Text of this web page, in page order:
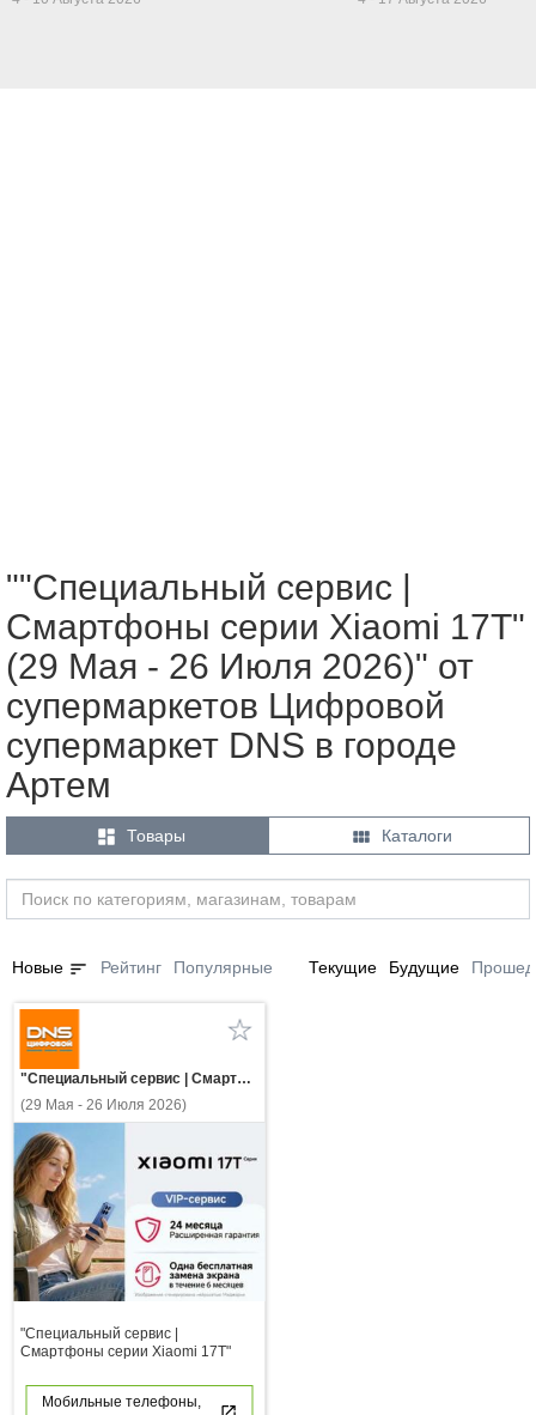
""Специальный сервис |
Смартфоны серии Xiaomi 17Т"
(29 Мая - 26 Июля 2026)" от
супермаркетов Цифровой
супермаркет DNS в городе
Артем
 Товары  Каталоги
Новые sort Рейтинг Популярные Текущие Будущие
"Специальный сервис | Смартфоны серии Xiaomi 17Т"
(29 Мая - 26 Июля 2026)
"Специальный сервис |
Смартфоны серии Xiaomi 17Т"
Мобильные телефоны,